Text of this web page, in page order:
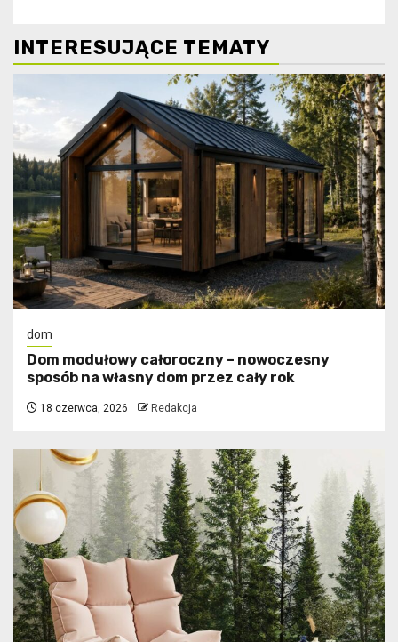
INTERESUJĄCE TEMATY
dom
Dom modułowy całoroczny – nowoczesny
sposób na własny dom przez cały rok
18 czerwca, 2026 Redakcja